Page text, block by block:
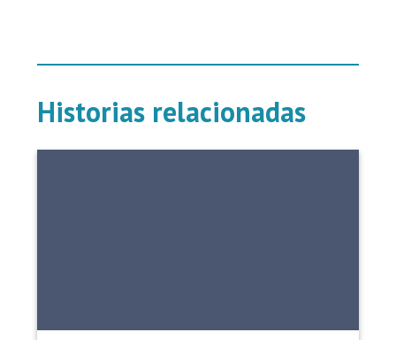
Historias relacionadas